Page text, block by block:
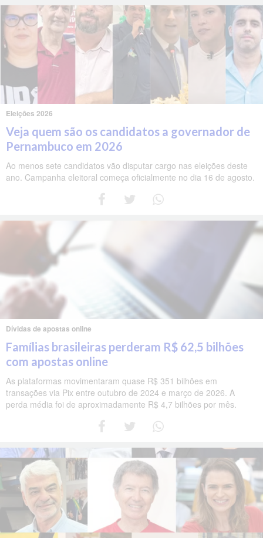
Eleições 2026
Veja quem são os candidatos a governador de
Pernambuco em 2026
Ao menos sete candidatos vão disputar cargo nas eleições deste
ano. Campanha eleitoral começa oficialmente no dia 16 de agosto.
Dívidas de apostas online
Famílias brasileiras perderam R$ 62,5 bilhões
com apostas online
As plataformas movimentaram quase R$ 351 bilhões em
transações via Pix entre outubro de 2024 e março de 2026. A
perda média foi de aproximadamente R$ 4,7 bilhões por mês.